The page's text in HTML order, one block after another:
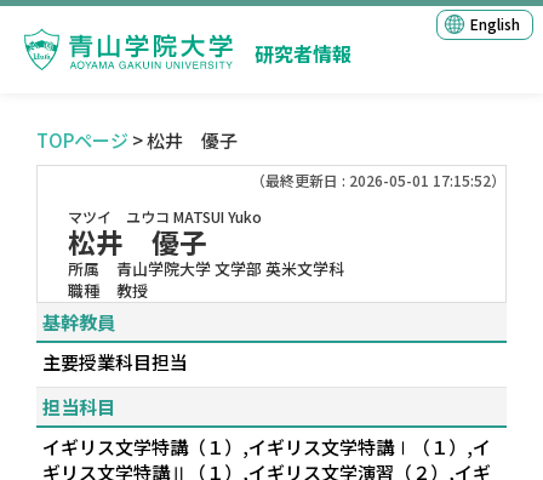
研究者情報
English
TOPページ > 松井 優子
（最終更新日 : 2026-05-01 17:15:52）
マツイ ユウコ MATSUI Yuko
松井 優子
所属
青山学院大学 文学部 英米文学科
職種
教授
基幹教員
主要授業科目担当
担当科目
イギリス文学特講（１）,イギリス文学特講Ⅰ（１）,イ
ギリス文学特講Ⅱ（１）,イギリス文学演習（２）,イギ